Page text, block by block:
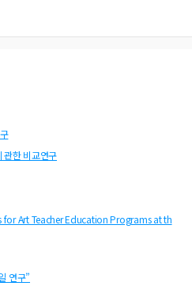
한 비교연구
Art Teacher Education Programs at th
연구”